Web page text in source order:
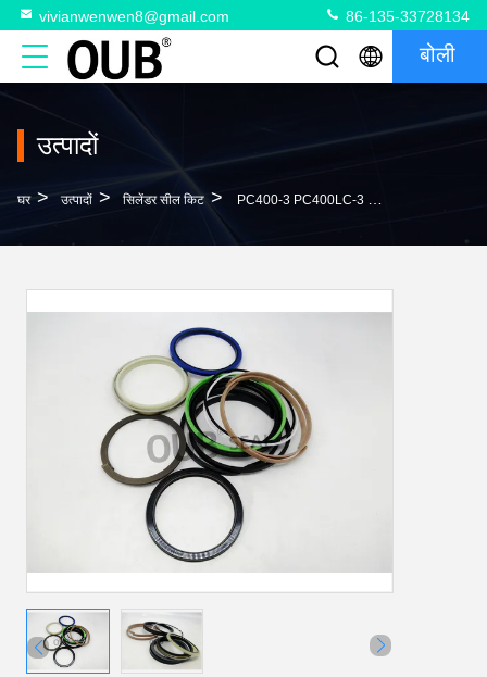
vivianwenwen8@gmail.com 86-135-33728134
बोली
उत्पादों
घर > उत्पादों > सिलेंडर सील किट > PC400-3 PC400LC-3 बूम आर्म बाल्टी सील किट 707-98-67100 हाइड्रोलिक सिलेंडर सील किट 707-98-68500 707-98-48510